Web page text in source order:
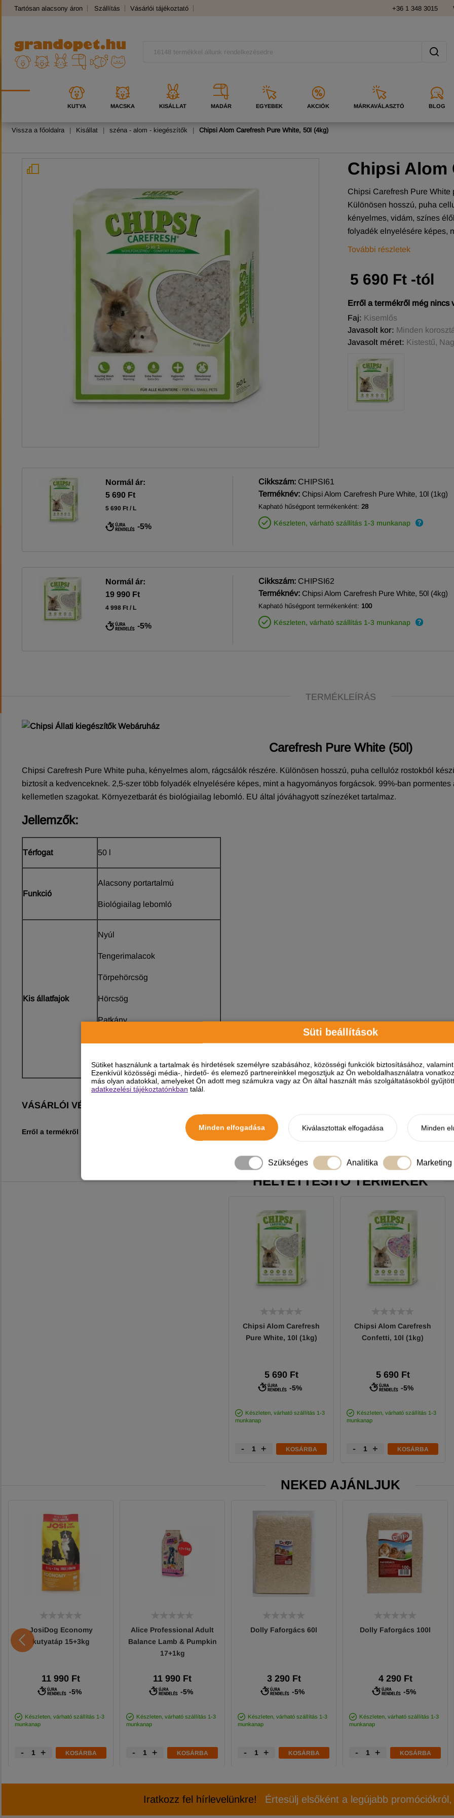
Süti beállítások
Sütiket használunk a tartalmak és hirdetések személyre szabásához, közösségi funkciók biztosításához,
Ezenkívül közösségi média-, hirdető- és elemező partnereinkkel megosztjuk az Ön weboldalhasználatra
más olyan adatokkal, amelyeket Ön adott meg számukra vagy az Ön által használt más szolgáltatásokból
adatkezelési tájékoztatónkban talál.
Minden elfogadása Kiválasztottak elfogadása Minden
Szükséges Analitika Marketing
Tartósan alacsony áron Szállítás Vásárlói tájékoztató +36 1 348 3015
KUTYA MACSKA KISÁLLAT MADÁR EGYEBEK AKCIÓK MÁRKAVÁLASZTÓ BLOG
Vissza a főoldalra | Kisállat | széna - alom - kiegészítők | Chipsi Alom Carefresh Pure White, 50l (4kg)
Chipsi Alom
Chipsi Carefresh Pure White
Különösen hosszú, puha
kényelmes, vidám, színes
folyadék elnyelésére képes,
További részletek
5 690 Ft -tól
Erről a termékről még nincs
Faj: Kisemlős
Javasolt kor: Minden
Javasolt méret: Kistestű,
Normál ár:
5 690 Ft
5 690 Ft / L
-5%
Cikkszám: CHIPSI61
Terméknév: Chipsi Alom Carefresh Pure White, 10l (1kg)
Kapható hűségpont termékenként: 28
Készleten, várható szállítás 1-3 munkanap
Normál ár:
19 990 Ft
4 998 Ft / L
-5%
Cikkszám: CHIPSI62
Terméknév: Chipsi Alom Carefresh Pure White, 50l (4kg)
Kapható hűségpont termékenként: 100
Készleten, várható szállítás 1-3 munkanap
TERMÉKLEÍRÁS
Carefresh Pure White (50l)
Chipsi Carefresh Pure White puha, kényelmes alom, rágcsálók részére. Különösen hosszú, puha cellulóz rostokból
biztosít a kedvenceknek. 2,5-szer több folyadék elnyelésére képes, mint a hagyományos forgácsok. 99%-ban
kellemetlen szagokat. Környezetbarát és biológiailag lebomló. EU által jóváhagyott színezéket tartalmaz.
Jellemzők:
Térfogat 50 l
Funkció
Alacsony portartalmú
Biológiailag lebomló
Kis állatfajok
Nyúl
Tengerimalacok
Törpehörcsög
Hörcsög
Patkány
Vadászgörény
VÁSÁRLÓI VÉLEMÉNYEK
Erről a termékről még nincs vélemény!
HELYETTESÍTŐ TERMÉKEK
Chipsi Alom Carefresh
Pure White, 10l (1kg)
5 690 Ft
-5%
Készleten, várható szállítás 1-3
munkanap
- + KOSÁRBA
Chipsi Alom Carefresh
Confetti, 10l (1kg)
5 690 Ft
-5%
Készleten, várható szállítás 1-3
munkanap
- + KOSÁRBA
NEKED AJÁNLJUK
JosiDog Economy
kutyatáp 15+3kg
11 990 Ft
-5%
Készleten, várható szállítás 1-3
munkanap
- + KOSÁRBA
Alice Professional Adult
Balance Lamb & Pumpkin
17+1kg
11 990 Ft
-5%
Készleten, várható szállítás 1-3
munkanap
- + KOSÁRBA
Dolly Faforgács 60l
3 290 Ft
-5%
Készleten, várható szállítás 1-3
munkanap
- + KOSÁRBA
Dolly Faforgács 100l
4 290 Ft
-5%
Készleten, várható szállítás 1-3
munkanap
- + KOSÁRBA
Iratkozz fel hírlevelünkre! Értesülj elsőként a legújabb